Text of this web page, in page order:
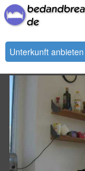
Unterkunft anbieten